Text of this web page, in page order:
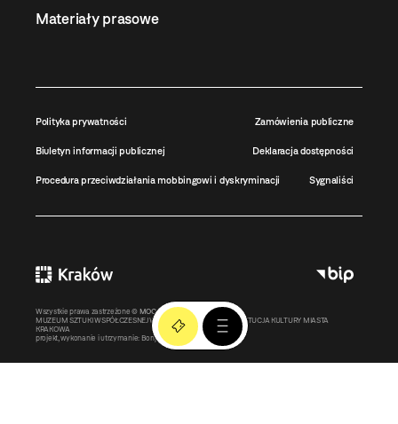
Materiały prasowe
Polityka prywatności Zamówienia publiczne
Biuletyn informacji publicznej Deklaracja dostępności
Procedura przeciwdziałania mobbingowi i dyskryminacji Sygnaliści
Wszystkie prawa zastrzeżone © MOCAK2011-2026
MUZEUM SZTUKI WSPÓŁCZESNEJ W KRAKOWIE MOCAK – INSTYTUCJA KULTURY MIASTA
KRAKOWA
projekt, wykonanie i utrzymanie: Bonjour.pl